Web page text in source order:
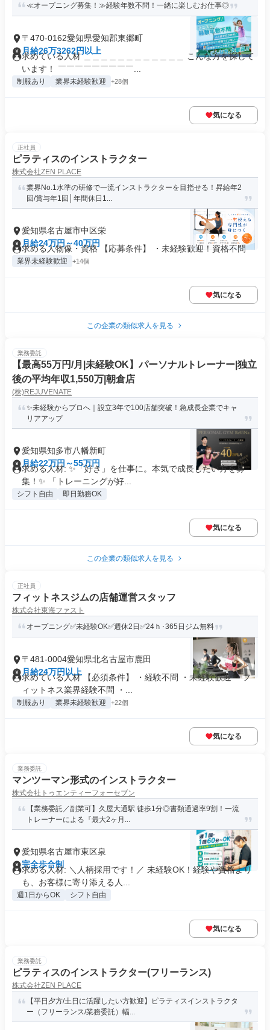
≪オープニング募集！≫経験年数不問！一緒に楽しむお仕事◎
〒470-0162愛知県愛知郡東郷町
月給26万3262円以上
求めている人材 ＿＿＿＿＿＿＿＿＿＿＿＿ こんな方を探して
います！ ￣￣￣￣￣￣￣￣￣...
制服あり 業界未経験歓迎 +28個
気になる
正社員
ピラティスのインストラクター
株式会社ZEN PLACE
業界No.1水準の研修で一流インストラクターを目指せる！昇給年2
回/賞与年1回│年間休日1...
愛知県名古屋市中区栄
月給24万円～40万円
求める人物像・資格 【応募条件】 ・未経験歓迎！資格不問
業界未経験歓迎 +14個
気になる
この企業の類似求人を見る
業務委託
【最高55万円/月|未経験OK】パーソナルトレーナー|独立
後の平均年収1,550万|朝倉店
(株)REJUVENATE
✨未経験からプロへ｜設立3年で100店舗突破！急成長企業でキャ
リアアップ
愛知県知多市八幡新町
月給22万円～55万円
求める人材: ✨「好き」を仕事に。本気で成長したい方を募
集！✨ 「トレーニングが好...
シフト自由 即日勤務OK
気になる
この企業の類似求人を見る
正社員
フィットネスジムの店舗運営スタッフ
株式会社東海ファスト
オープニング✅未経験OK✅週休2日✅24ｈ･365日ジム無料
〒481-0004愛知県北名古屋市鹿田
月給24万円以上
求めている人材 【必須条件】 ・経験不問 ・未経験歓迎 ・フ
ィットネス業界経験不問 ・...
制服あり 業界未経験歓迎 +22個
気になる
業務委託
マンツーマン形式のインストラクター
株式会社トゥエンティーフォーセブン
【業務委託／副業可】久屋大通駅 徒歩1分◎書類通過率9割！一流
トレーナーによる『最大2ヶ月...
愛知県名古屋市東区泉
完全歩合制
求める人材: ＼人柄採用です！／ 未経験OK！経験や資格より
も、お客様に寄り添える人...
週1日からOK シフト自由
気になる
業務委託
ピラティスのインストラクター(フリーランス)
株式会社ZEN PLACE
【平日夕方/土日に活躍したい方歓迎】ピラティスインストラクタ
ー（フリーランス/業務委託）幅...